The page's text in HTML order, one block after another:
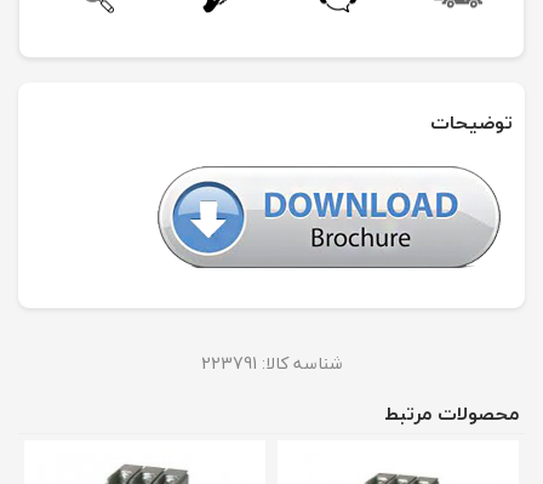
توضیحات
شناسه کالا: 223791
محصولات مرتبط